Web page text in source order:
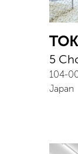
5
104-
Japan